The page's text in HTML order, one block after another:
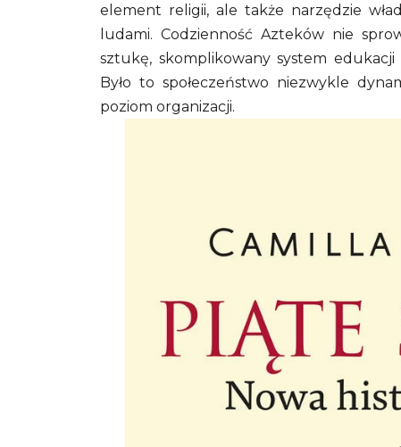
element religii, ale także narzędzie
ludami. Codzienność Azteków nie
sztukę, skomplikowany system
Było to społeczeństwo niezwykle
poziom organizacji.